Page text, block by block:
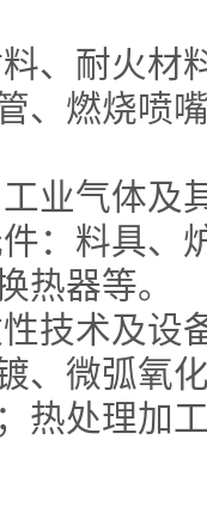
、耐火材
、燃烧喷
业气体及
：料具、
热器等。
技术及设
、微弧氧
热处理加